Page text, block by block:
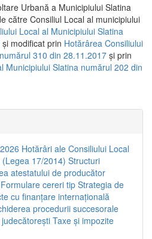
Urbană a Municipiului Slatina
către Consiliul Local al municipiului
Local al Municipiului Slatina
și modificat prin Hotărârea Consiliului
310 din 28.11.2017 și prin
Municipiului Slatina numărul 202 din
Hotărâri ale Consiliului Local
17/2014) Structuri
atestatului de producător
Formulare cereri tip Strategia de
cu finanţare internaţională
procedurii succesorale
Taxe şi impozite